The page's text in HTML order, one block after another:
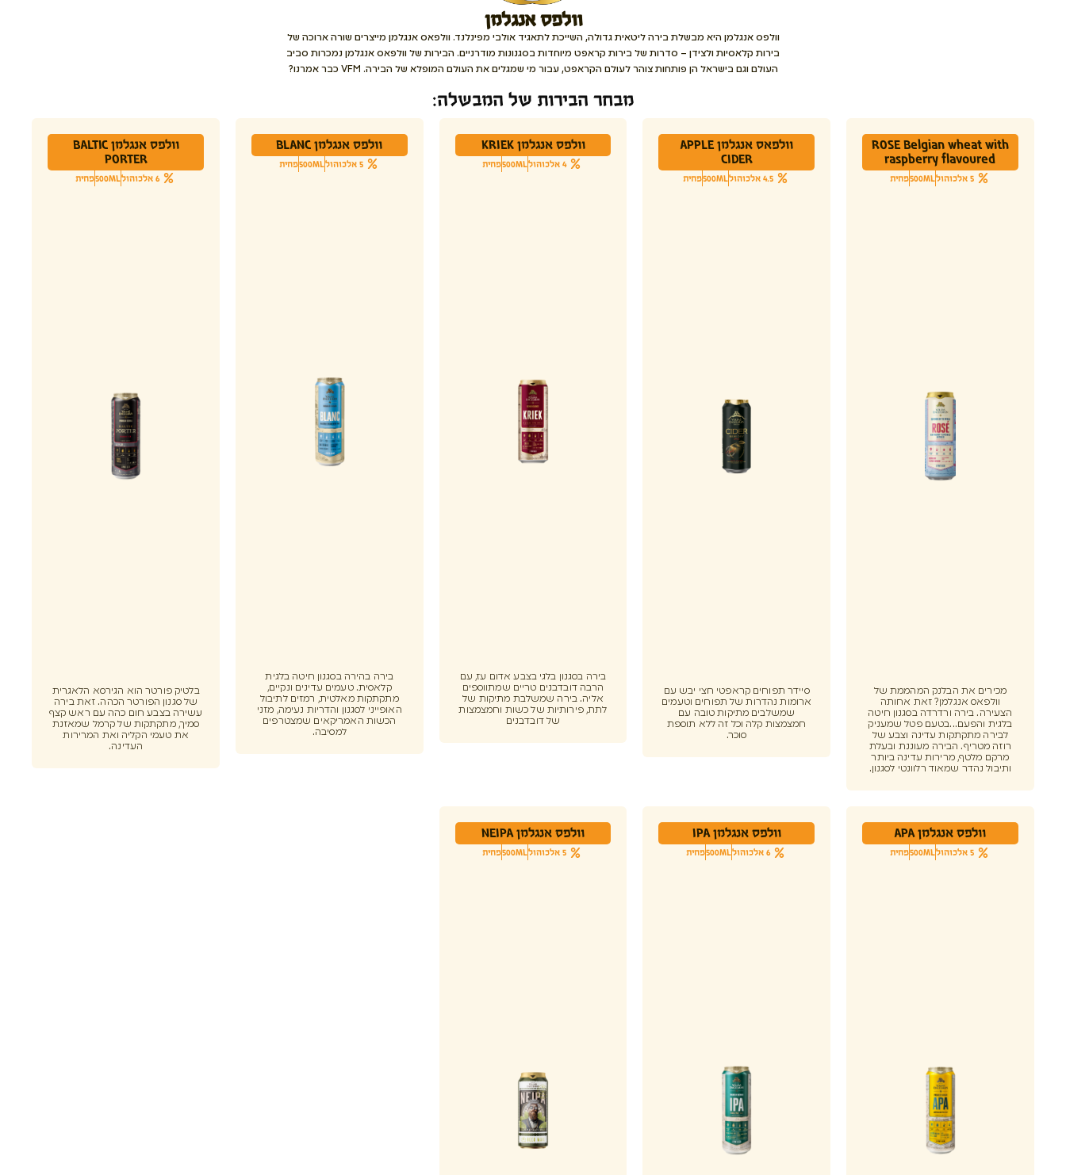
וולפס אנגלמן
וולפס אנגלמן היא מבשלת בירה ליטאית גדולה, השייכת לתאגיד אולבי מפינלנד. וולפאס אנגלמן מייצרים שורה ארוכה של
בירות קלאסיות ולצידן – סדרות של בירות קראפט מיוחדות בסגנונות מודרניים. הבירות של וולפאס אנגלמן נמכרות סביב
העולם וגם בישראל הן פותחות צוהר לעולם הקראפט, עבור מי שמגלים את העולם המופלא של הבירה. VFM כבר אמרנו?
מבחר הבירות של המבשלה:
ROSE Belgian wheat with
raspberry flavoured
5 אלכוהול 500MLפחית
מכירים את הבלנק המהממת של
וולפאס אנגלמן? זאת אחותה
הצעירה. בירה ורדרדה בסגנון חיטה
בלגית והפעם...בטעם פטל שמעניק
לבירה מתקתקות עדינה וצבע של
רוזה מטריף. הבירה מעוננת ובעלת
מרקם מלטף, מרירות עדינה ביותר
ותיבול נהדר שמאוד רלוונטי לסגנון.
וולפאס אנגלמן APPLE
CIDER
4.5 אלכוהול 500MLפחית
סיידר תפוחים קראפטי חצי יבש עם
ארומות נהדרות של תפוחים וטעמים
שמשלבים מתיקות טובה עם
חמצמצות קלה וכל זה ללא תוספת
סוכר.
וולפס אנגלמן KRIEK
4 אלכוהול 500MLפחית
בירה בסגנון בלגי בצבע אדום עז, עם
הרבה דובדבנים טריים שמתווספים
אליה. בירה שמשלבת מתיקות של
לתת, פירותיות של כשות וחמצמצות
של דובדבנים
וולפס אנגלמן BLANC
5 אלכוהול 500MLפחית
בירה בהירה בסגנון חיטה בלגית
קלאסית. טעמים עדינים ונקיים,
מתקתקות מאלטית, רמזים לתיבול
האופייני לסגנון והדריות נעימה, מזני
הכשות האמריקאים שמצטרפים
למסיבה.
וולפס אנגלמן BALTIC
PORTER
6 אלכוהול 500MLפחית
בלטיק פורטר הוא הגירסא הלאגרית
של סגנון הפורטר הכהה. זאת בירה
עשירה בצבע חום כהה עם ראש קצף
סמיך, מתקתקות של קרמל שמאזנת
את טעמי הקליה ואת המרירות
העדינה.
וולפס אנגלמן APA
5 אלכוהול 500MLפחית
וולפס אנגלמן IPA
6 אלכוהול 500MLפחית
וולפס אנגלמן NEIPA
5 אלכוהול 500MLפחית